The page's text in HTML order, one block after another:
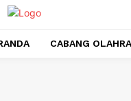
CABANG